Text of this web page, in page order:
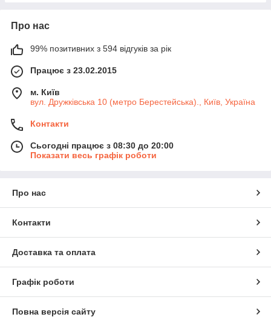
Про нас
99% позитивних з 594 відгуків за рік
Працює з 23.02.2015
м. Київ
вул. Дружківська 10 (метро Берестейська)., Київ, Україна
Контакти
Сьогодні працює з 08:30 до 20:00
Показати весь графік роботи
Про нас
Контакти
Доставка та оплата
Графік роботи
Повна версія сайту